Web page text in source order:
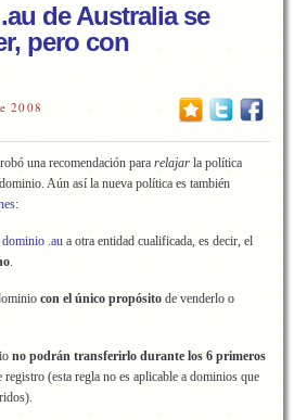
de Australia se
pero con
2008
una recomendación para relajar la política
Aún así la nueva política es también
:
dominio .au a otra entidad cualificada, es decir, el
.
con el único propósito de venderlo o
no podrán transferirlo durante los 6 primeros
registro (esta regla no es aplicable a dominios que